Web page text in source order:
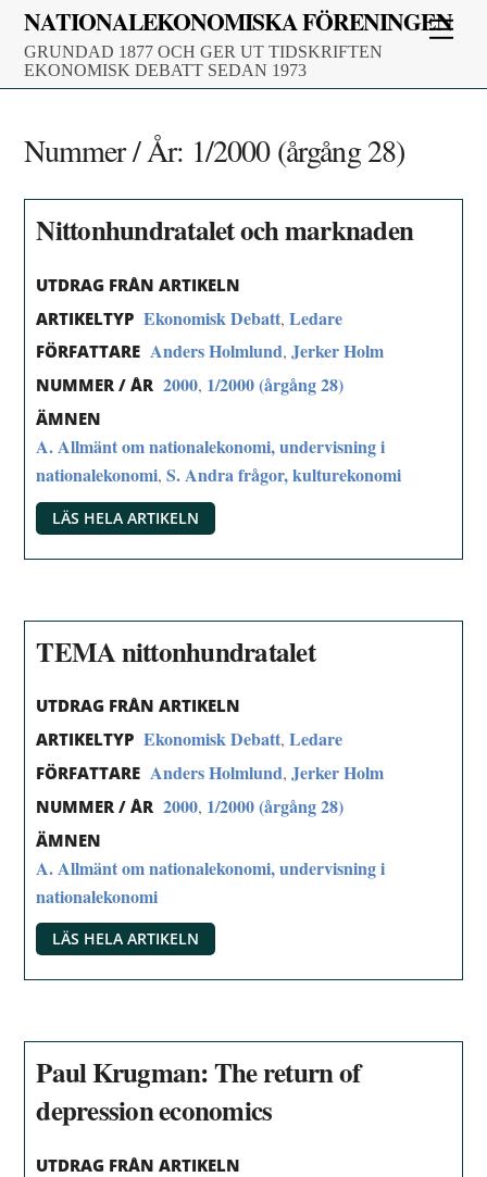
Skip
content
NATIONALEKONOMISKA FÖRENINGEN
GRUNDAD 1877 OCH GER UT TIDSKRIFTEN
EKONOMISK DEBATT SEDAN 1973
Nummer / År: 1/2000 (årgång 28)
Nittonhundratalet och marknaden
UTDRAG FRÅN ARTIKELN
ARTIKELTYP Ekonomisk Debatt,Ledare
FÖRFATTARE Anders Holmlund,Jerker Holm
NUMMER / ÅR 2000, 1/2000 (årgång 28)
ÄMNEN
A. Allmänt om nationalekonomi, undervisning i
nationalekonomi,S. Andra frågor, kulturekonomi
LÄS HELA ARTIKELN
TEMA nittonhundratalet
UTDRAG FRÅN ARTIKELN
ARTIKELTYP Ekonomisk Debatt,Ledare
FÖRFATTARE Anders Holmlund,Jerker Holm
NUMMER / ÅR 2000, 1/2000 (årgång 28)
ÄMNEN
A. Allmänt om nationalekonomi, undervisning i
nationalekonomi
LÄS HELA ARTIKELN
Paul Krugman: The return of
depression economics
UTDRAG FRÅN ARTIKELN